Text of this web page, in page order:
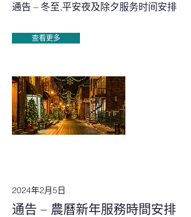
通告 – 冬至,平安夜及除夕服务时间安排
查看更多
2024年2月5日
通告 – 農曆新年服務時間安排